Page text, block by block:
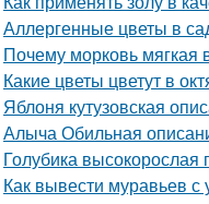
Аллергенные цветы в
Почему морковь мягкая
Какие цветы цветут в
Яблоня кутузовская
Алыча Обильная
Голубика
Как вывести муравьев с